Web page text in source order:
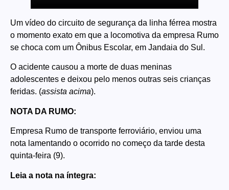
Um vídeo do circuito de segurança da linha férrea mostra
o momento exato em que a locomotiva da empresa Rumo
se choca com um Ônibus Escolar, em Jandaia do Sul.
O acidente causou a morte de duas meninas
adolescentes e deixou pelo menos outras seis crianças
feridas. (assista acima).
NOTA DA RUMO:
Empresa Rumo de transporte ferroviário, enviou uma
nota lamentando o ocorrido no começo da tarde desta
quinta-feira (9).
Leia a nota na íntegra: